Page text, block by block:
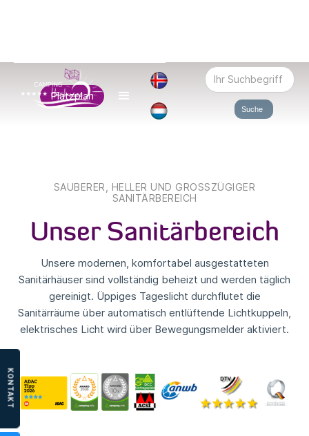
Platzplan
SAUBERER, HELLER UND GROSSZÜGIGER
SANITÄRBEREICH
Unser Sanitärbereich
Unsere modernen, komfortabel ausgestatteten
Sanitärhäuser sind vollständig beheizt und werden täglich
gereinigt. Üppiges Tageslicht durchflutet die
Sanitärräume über automatisch entlüftende Lichtkuppeln,
elektrisches Licht wird über Bewegungsmelder aktiviert.
KONTAKT